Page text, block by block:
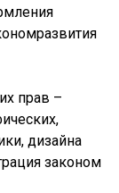
прав –
дизайна
законом